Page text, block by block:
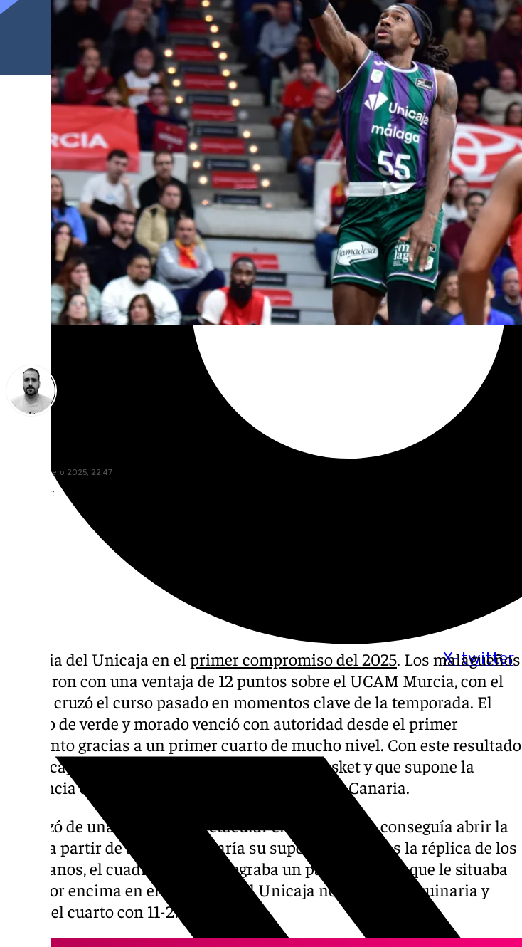
X-twitter
jueves, 2 enero 2025, 22:47
Compartir:
Victoria del Unicaja en el primer compromiso del 2025. Los malagueños
vencieron con una ventaja de 12 puntos sobre el UCAM Murcia, con el
que se cruzó el curso pasado en momentos clave de la temporada. El
cuadro de verde y morado venció con autoridad desde el primer
momento gracias a un primer cuarto de mucho nivel. Con este resultado
el Unicaja se pone colíder junto a Valencia Basket y que supone la
presencia en la Copa del Rey celebrada en Gran Canaria.
Empezó de una manera espectacular el Unicaja, que conseguía abrir la
lata y a partir de ahí manifestaría su superioridad. Tras la réplica de los
murcianos, el cuadro visitante lograba un parcial de 3-11 que le situaba
muy por encima en el marcador. El Unicaja no paró la maquinaria y
acabó el cuarto con 11-27.